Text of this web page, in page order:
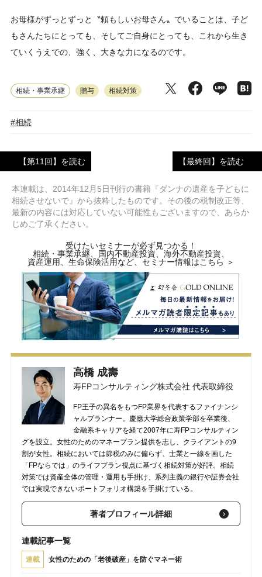
お母様がずっとずっと〝頼もしいお母さん〟でいることは、子ど
もさんたちにとっても、そしてご自身にとっても、これから生き
ていくうえでの、強く、大きな力になるのです。
相続・事業承継 贈与 相続対策
#相続
【第11回】を読む 【最終回】を読む
本連載は、2014年12月5日刊行の書籍『ダンナの遺産を子どもに
相続させないで』から抜粋したものです。その後の税制改正等、
最新の内容には対応していない可能性もございますので、あらか
じめご了承ください。
受けたいセミナーが必ず見つかる！
相続・事業承継、国内不動産投資、海外不動産投資、
資産運用、生命保険活用など、セミナー情報はこちら ＞
高橋 成壽
寿FPコンサルティング株式会社 代表取締役
FP王子の異名をもつFP業界を代表するファイナンシ
ャルプランナー。慶應大学総合政策学部を卒業後、
金融系キャリアを経て2007年に寿FPコンサルティン
グを設立。女性のためのマネープラン提供を志し、クライアントの9
割が女性。相続においては節税のみに偏らず、士業と一線を画した
「FPならでは」のライフプラン視点に基づく相続対策が好評。相続
対策では資産全体の管理・運用も手掛け、系列主義の銀行や証券会社
では実現できないポートフォリオ構築を手掛けている。
著者プロフィール詳細
連載記事一覧
連載 女性のための「老後破産」を防ぐマネー術